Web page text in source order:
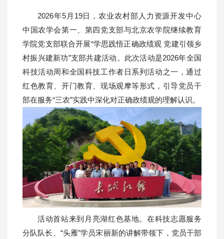
2026年5月19日，农业农村部人力资源开发中心
中国农学会第一、第四党支部与北京农学院继续教育
学院党支部联合开展“学思践悟正确政绩观 党建引领乡
村振兴建新功”支部共建活动。此次活动是2026年全国
科技活动周和全国科技工作者日系列活动之一，通过
红色教育、开门教育、现场观摩等形式，引导党员干
部在服务“三农”实践中深化对正确政绩观的理解认识。
活动首站来到月亮湖红色基地。在科技志愿服务
分队队长、“头雁”学员宋丽新的讲解带领下，党员干部